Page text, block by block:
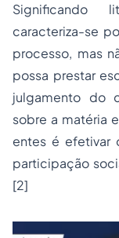
Significando
caracteriza-se
processo, mas
possa prestar
julgamento do
sobre a matéria
entes é efetivar
participação
[2]